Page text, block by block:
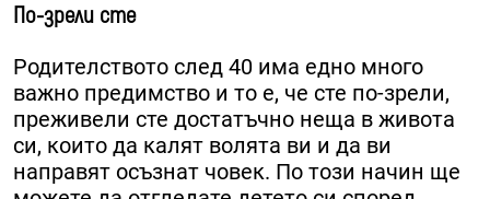
По-зрели сте
Родителството след 40 има едно много
важно предимство и то е, че сте по-зрели,
преживели сте достатъчно неща в живота
си, които да калят волята ви и да ви
направят осъзнат човек. По този начин ще